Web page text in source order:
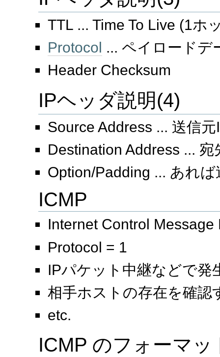
TTL ... Time To Live (1ホ
Protocol ... ペイロードデ
Header Checksum
IPヘッダ説明(4)
Source Address ... 送信
Destination Address ...
Option/Padding ... あれば
ICMP
Internet Control Message
Protocol = 1
IPパケット中継などで発
相手ホストの存在を確認
etc.
ICMP のフォーマッ